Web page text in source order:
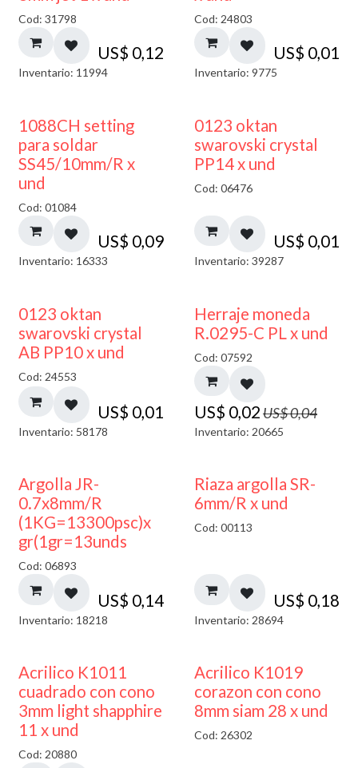
Cod: 31798
US$ 0,12
Inventario: 11994
Cod: 24803
US$ 0,01
Inventario: 9775
1088CH setting
para soldar
SS45/10mm/R x
und
Cod: 01084
US$ 0,09
Inventario: 16333
0123 oktan
swarovski crystal
PP14 x und
Cod: 06476
US$ 0,01
Inventario: 39287
0123 oktan
swarovski crystal
AB PP10 x und
Cod: 24553
US$ 0,01
Inventario: 58178
50% DESCUENTO
Herraje moneda
R.0295-C PL x und
Cod: 07592
US$ 0,02US$0,04
Inventario: 20665
Argolla JR-
0.7x8mm/R
(1KG=13300psc)x
gr(1gr=13unds
Cod: 06893
US$ 0,14
Inventario: 18218
Riaza argolla SR-
6mm/R x und
Cod: 00113
US$ 0,18
Inventario: 28694
50% DESCUENTO
Acrilico K1011
cuadrado con cono
3mm light shapphire
11 x und
Cod: 20880
Acrilico K1019
corazon con cono
8mm siam 28 x und
Cod: 26302